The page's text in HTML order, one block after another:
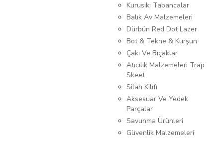
Kurusıkı Tabancalar
Balık Av Malzemeleri
Dürbün Red Dot Lazer
Bot & Tekne & Kurşun
Çakı Ve Bıçaklar
Atıcılık Malzemeleri Trap
Skeet
Silah Kılıfı
Aksesuar Ve Yedek
Parçalar
Savunma Ürünleri
Güvenlik Malzemeleri